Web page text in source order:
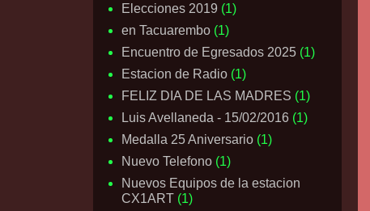
Elecciones 2019 (1)
en Tacuarembo (1)
Encuentro de Egresados 2025 (1)
Estacion de Radio (1)
FELIZ DIA DE LAS MADRES (1)
Luis Avellaneda - 15/02/2016 (1)
Medalla 25 Aniversario (1)
Nuevo Telefono (1)
Nuevos Equipos de la estacion
CX1ART (1)